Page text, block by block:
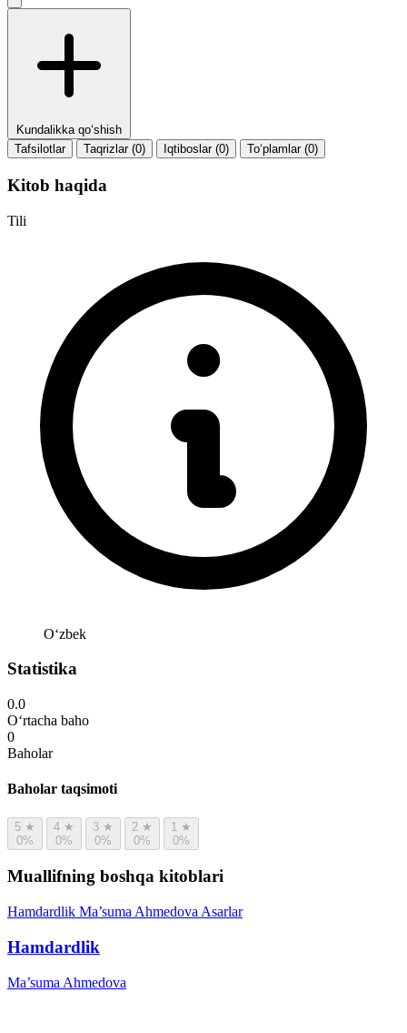
Kundalikka qo‘shish
Tafsilotlar
Taqrizlar (0) Iqtiboslar (0) To‘plamlar (0)
Kitob haqida
Tili
Oʻzbek
Statistika
0.0
O‘rtacha baho
0
Baholar
Baholar taqsimoti
5 ★
0%
4 ★
0%
3 ★
0%
2 ★
0%
1 ★
0%
Muallifning boshqa kitoblari
Hamdardlik Ma’suma Ahmedova Asarlar
Hamdardlik
Ma’suma Ahmedova